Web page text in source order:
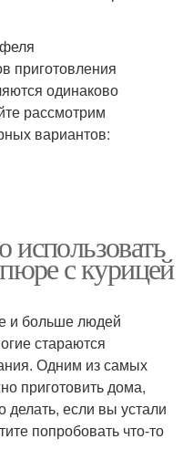
приготовления
одинаково
рассмотрим
вариантов:
с курицей
и больше людей
стараются
Одним из самых
приготовить дома,
делать, если вы устали
попробовать что-то